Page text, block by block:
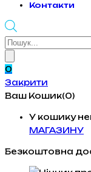
Контакти
Products
0
Закрити
Ваш Кошик(0)
У кошику
МАГАЗИНУ
Безкоштовна